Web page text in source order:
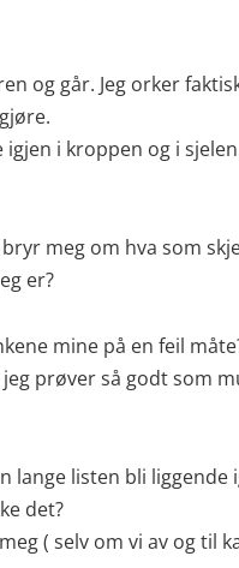
og går. Jeg orker
i kroppen og i
meg om hva som
er?
mine på en feil
prøver så godt som
lange listen bli liggende
det?
( selv om vi av og til